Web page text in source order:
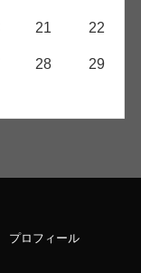
21 22
28 29
プロフィール